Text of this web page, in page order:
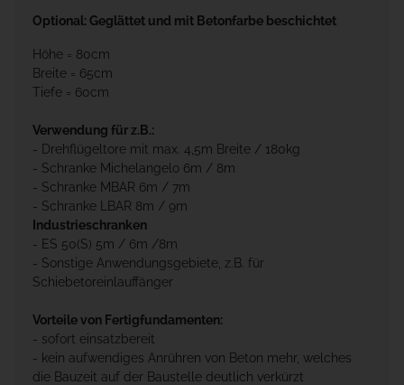
Optional: Geglättet und mit Betonfarbe beschichtet
Höhe = 80cm
Breite = 65cm
Tiefe = 60cm
Verwendung für z.B.:
- Drehflügeltore mit max. 4,5m Breite / 180kg
- Schranke Michelangelo 6m / 8m
- Schranke MBAR 6m / 7m
- Schranke LBAR 8m / 9m
Industrieschranken
- ES 50(S) 5m / 6m /8m
- Sonstige Anwendungsgebiete, z.B. für
Schiebetoreinlauffänger
Vorteile von Fertigfundamenten:
- sofort einsatzbereit
- kein aufwendiges Anrühren von Beton mehr, welches
die Bauzeit auf der Baustelle deutlich verkürzt